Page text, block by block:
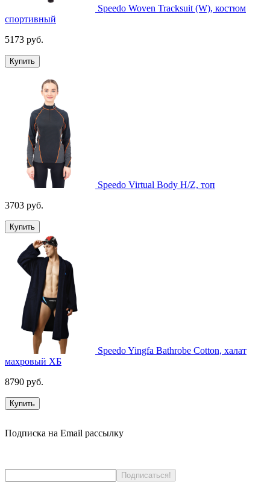
Speedo Woven Tracksuit (W), костюм
спортивный
5173 руб.
Купить
Speedo Virtual Body H/Z, топ
3703 руб.
Купить
Speedo Yingfa Bathrobe Cotton, халат
махровый ХБ
8790 руб.
Купить
Подписка на Email рассылку